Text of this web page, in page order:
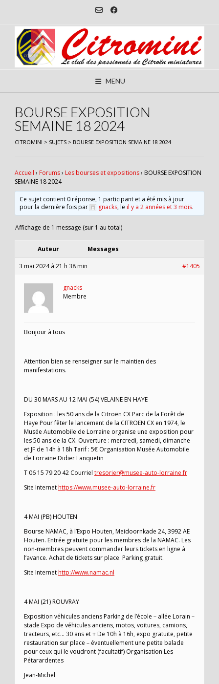
content
MENU
BOURSE EXPOSITION
SEMAINE 18 2024
CITROMINI > SUJETS > BOURSE EXPOSITION SEMAINE 18 2024
Accueil › Forums› Les bourses et expositions› BOURSE EXPOSITION
SEMAINE 18 2024
Ce sujet contient 0 réponse, 1 participant et a été mis à jour
pour la dernière fois par
gnacks, leil y a 2 années et 3 mois.
Affichage de 1 message (sur 1 au total)
Auteur Messages
3 mai 2024 à 21 h 38 min #1405
gnacks
Membre
Bonjour à tous
Attention bien se renseigner sur le maintien des
manifestations.
DU 30 MARS AU 12 MAI (54) VELAINE EN HAYE
Exposition : les 50 ans de la Citroën CX Parc de la Forêt de
Haye Pour fêter le lancement de la CITROEN CX en 1974, le
Musée Automobile de Lorraine organise une exposition pour
les 50 ans de la CX. Ouverture : mercredi, samedi, dimanche
et JF de 14h à 18h Tarif : 5€ Organisation Musée Automobile
de Lorraine Didier Lanquetin
T 06 15 79 20 42 Courriel tresorier@musee-auto-lorraine.fr
Site Internethttps://www.musee-auto-lorraine.fr
4 MAI (PB) HOUTEN
Bourse NAMAC, à l’Expo Houten, Meidoornkade 24, 3992 AE
Houten. Entrée gratuite pour les membres de la NAMAC. Les
non-membres peuvent commander leurs tickets en ligne à
l’avance. Achat de tickets sur place. Parking gratuit.
Site Internethttp://www.namac.nl
4 MAI (21) ROUVRAY
Exposition véhicules anciens Parking de l’école – allée Lorain –
stade Expo de véhicules anciens, motos, voitures, camions,
tracteurs, etc… 30 ans et + De 10h à 16h, expo gratuite, petite
restauration sur place – éventuellement une petite balade
pour ceux qui le voudront (facultatif) Organisation Les
Pétarardentes
Jean-Michel